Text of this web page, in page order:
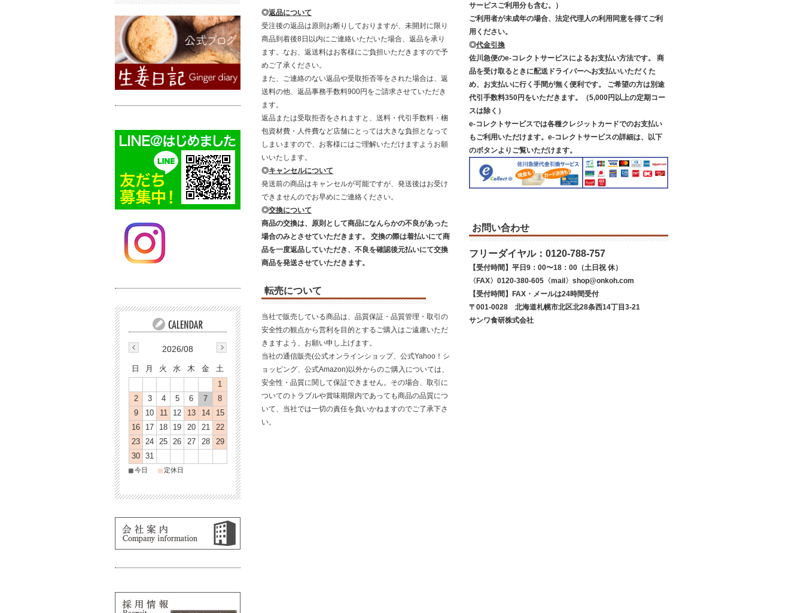
◎返品について
受注後の返品は原則お断りしておりますが、未開封に限り
商品到着後8日以内にご連絡いただいた場合、返品を承り
ます。なお、返送料はお客様にご負担いただきますので予
めご了承ください。
また、ご連絡のない返品や受取拒否等をされた場合は、返
送料の他、返品事務手数料900円をご請求させていただき
ます。
返品または受取拒否をされますと、送料・代引手数料・梱
包資材費・人件費など店舗にとっては大きな負担となって
しまいますので、お客様にはご理解いただけますようお願
いいたします。
◎キャンセルについて
発送前の商品はキャンセルが可能ですが、発送後はお受け
できませんのでお早めにご連絡ください。
◎交換について
商品の交換は、原則として商品になんらかの不良があった
場合のみとさせていただきます。 交換の際は着払いにて商
品を一度返品していただき、不良を確認後元払いにて交換
商品を発送させていただきます。
転売について
当社で販売している商品は、品質保証・品質管理・取引の
安全性の観点から営利を目的とするご購入はご遠慮いただ
きますよう、お願い申し上げます。
当社の通信販売(公式オンラインショップ、公式Yahoo！シ
ョッピング、公式Amazon)以外からのご購入については、
安全性・品質に関して保証できません。その場合、取引に
ついてのトラブルや賞味期限内であっても商品の品質につ
いて、当社では一切の責任を負いかねますのでご了承下さ
い。
サービスご利用分も含む。）
ご利用者が未成年の場合、法定代理人の利用同意を得てご利
用ください。
◎代金引換
佐川急便のe-コレクトサービスによるお支払い方法です。 商
品を受け取るときに配送ドライバーへお支払いいただくた
め、お支払いに行く手間が無く便利です。 ご希望の方は別途
代引手数料350円をいただきます。（5,000円以上の定期コー
スは除く）
e-コレクトサービスでは各種クレジットカードでのお支払い
もご利用いただけます。e-コレクトサービスの詳細は、以下
のボタンよりご覧いただけます。
お問い合わせ
フリーダイヤル： 0120-788-757
【受付時間】平日9：00〜18：00（土日祝 休）
〈FAX〉0120-380-605〈mail〉shop@onkoh.com
【受付時間】FAX・メールは24時間受付
〒001-0028 北海道札幌市北区北28条西14丁目3-21
サンワ食研株式会社
2026/08
日 月 火 水 木 金
土
1
2
3 4 5 6 7
8
9
10 11 12 13 14
15
16
17 18 19 20 21
22
23
24 25 26 27 28
29
30
31
■今日 ■ 定休日